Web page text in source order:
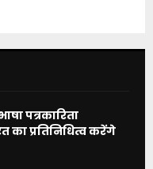
पत्रकारिता
प्रतिनिधित्व करेंगे